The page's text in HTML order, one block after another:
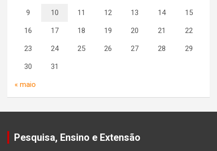
9 10 11 12 13 14 15
16 17 18 19 20 21 22
23 24 25 26 27 28 29
30 31
« maio
Pesquisa, Ensino e Extensão